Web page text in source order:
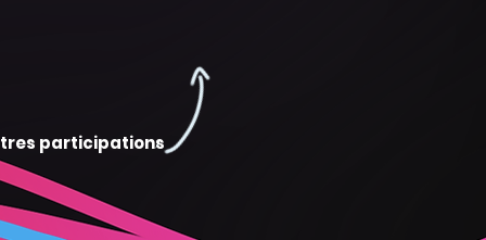
participations